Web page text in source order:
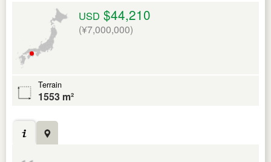
USD $44,210
(¥7,000,000)
Terrain
1553 m²